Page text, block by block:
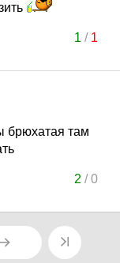
1 / 1
брюхатая там
2 /0